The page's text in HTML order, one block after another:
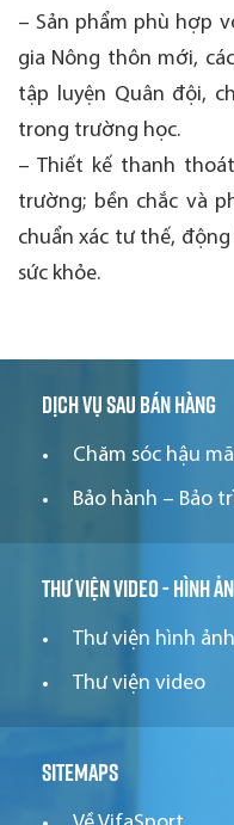
– Sản phẩm phù hợp
gia Nông thôn mới,
tập luyện Quân đội,
trong trường học.
– Thiết kế thanh
trường; bền chắc và
chuẩn xác tư thế,
sức khỏe.
Dịch vụ sau bán hàng
Chăm sóc hậu
Bảo hành – Bảo
Thư viện video - hình
Thư viện hình ảnh
Thư viện video
Sitemaps